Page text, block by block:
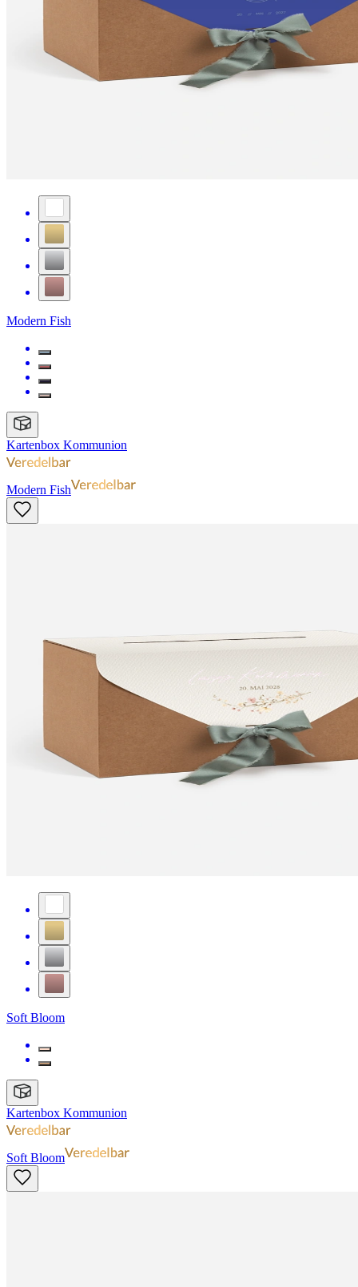
Modern Fish
Kartenbox Kommunion
Modern Fish
Soft Bloom
Kartenbox Kommunion
Soft Bloom